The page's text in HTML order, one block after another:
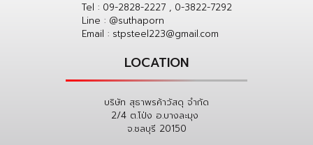
Tel : 09-2828-2227 , 0-3822-7292
Line : @suthaporn
Email : stpsteel223@gmail.com
LOCATION
บริษัท สุธาพรค้าวัสดุ จำกัด
2/4 ต.โป่ง อ.บางละมุง
จ.ชลบุรี 20150